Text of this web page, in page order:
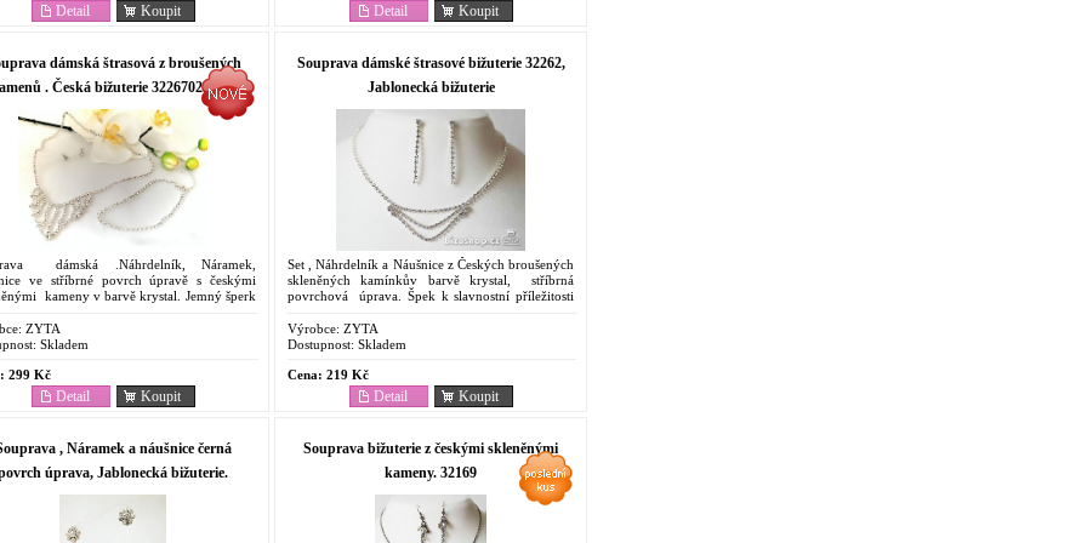
Koupit
Detail Koupit
Detail
dámská štrasová z broušených
. Česká bižuterie 3226702 Zyta
dámská .Náhrdelník, Náramek,
ve stříbrné povrch úpravě s českými
kameny v barvě krystal. Jemný šperk
ZYTA
Skladem
299 Kč
Koupit
Detail
Souprava dámské štrasové bižuterie 32262,
Jablonecká bižuterie
Set , Náhrdelník a Náušnice z Českých broušených
skleněných kamínkův barvě krystal, stříbrná
povrchová úprava. Špek k slavnostní příležitosti
Výrobce: ZYTA
Dostupnost: Skladem
Cena: 219 Kč
Koupit
Detail
, Náramek a náušnice černá
úprava, Jablonecká bižuterie.
30708E
Souprava bižuterie z českými skleněnými
kameny. 32169